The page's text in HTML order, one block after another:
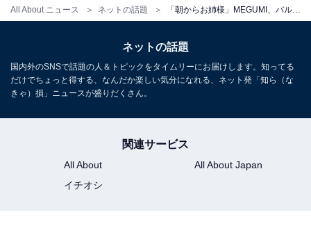
All About ニュース ネットの話題
ネットの話題
国内外のSNSで話題の人＆トピックをタイムリーにお届けします。知ってる
だけでちょっと得する、なんだか楽しい気分になれる、ネット発「知ら（な
きゃ）損」ニュースが盛りだくさん。
関連サービス
All About
All About Japan
イチオシ